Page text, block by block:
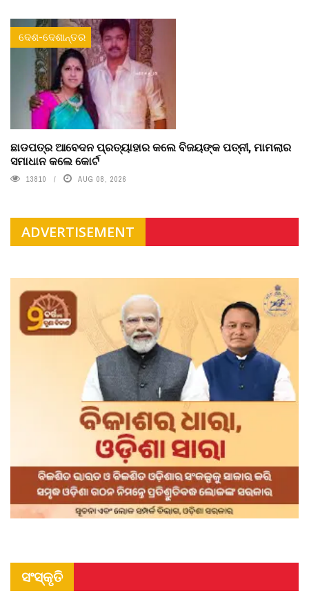
ଦେଶ-ଦେଶାନ୍ତର
ଛାଡପତ୍ର ଆବେଦନ ପ୍ରତ୍ୟାହାର କଲେ ବିଜୟଙ୍କ ପତ୍ନୀ, ମାମଲାର
ସମାଧାନ କଲେ କୋର୍ଟ
13810 AUG 08, 2026
ADVERTISEMENT
ସଂସ୍କୃତି